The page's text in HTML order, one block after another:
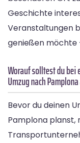
Geschichte
Veranstaltungen
genießen möchte
Worauf solltest du
Umzug nach
Bevor du deinen
Pamplona planst,